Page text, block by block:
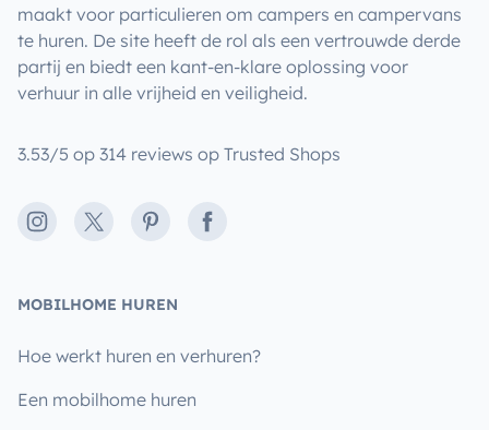
maakt voor particulieren om campers en campervans
te huren. De site heeft de rol als een vertrouwde derde
partij en biedt een kant-en-klare oplossing voor
verhuur in alle vrijheid en veiligheid.
3.53/5 op 314 reviews op Trusted Shops
Instagram
X PinterestFacebook
MOBILHOME HUREN
Hoe werkt huren en verhuren?
Een mobilhome huren